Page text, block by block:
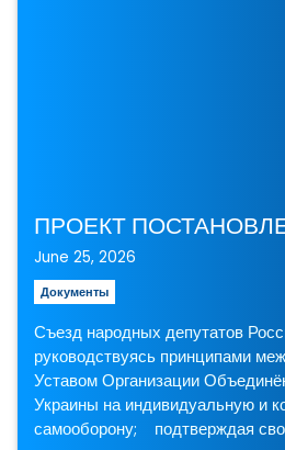
June 25, 2026
Документы
Съезд народных депутатов
руководствуясь принципами
Уставом Организации
Украины на индивидуальную и
самооборону; подтверждая